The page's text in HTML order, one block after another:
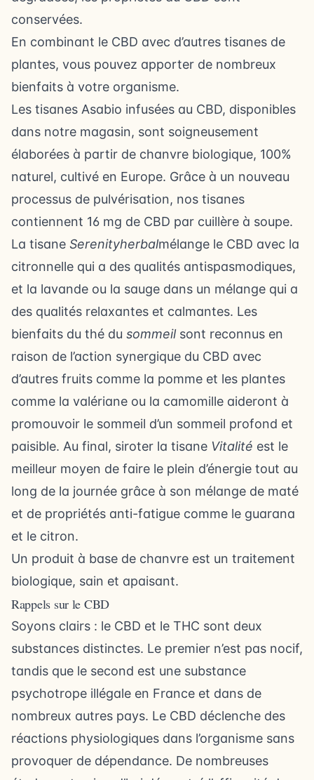
conservées.
En combinant le CBD avec d’autres tisanes de
plantes, vous pouvez apporter de nombreux
bienfaits à votre organisme.
Les tisanes Asabio infusées au CBD, disponibles
dans notre magasin, sont soigneusement
élaborées à partir de chanvre biologique, 100%
naturel, cultivé en Europe. Grâce à un nouveau
processus de pulvérisation, nos tisanes
contiennent 16 mg de CBD par cuillère à soupe.
La tisane Serenityherbalmélange le CBD avec la
citronnelle qui a des qualités antispasmodiques,
et la lavande ou la sauge dans un mélange qui a
des qualités relaxantes et calmantes. Les
bienfaits du thé du sommeilsont reconnus en
raison de l’action synergique du CBD avec
d’autres fruits comme la pomme et les plantes
comme la valériane ou la camomille aideront à
promouvoir le sommeil d’un sommeil profond et
paisible. Au final, siroter la tisane Vitalité est le
meilleur moyen de faire le plein d’énergie tout au
long de la journée grâce à son mélange de maté
et de propriétés anti-fatigue comme le guarana
et le citron.
Un produit à base de chanvre est un traitement
biologique, sain et apaisant.
Rappels sur le CBD
Soyons clairs : le CBD et le THC sont deux
substances distinctes. Le premier n’est pas nocif,
tandis que le second est une substance
psychotrope illégale en France et dans de
nombreux autres pays. Le CBD déclenche des
réactions physiologiques dans l’organisme sans
provoquer de dépendance. De nombreuses